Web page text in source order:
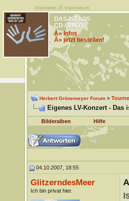
Startseite |Â Impressum
DAS IST LOS
CD / VINYL
Â» Infos
Â» jetzt bestellen!
Herbert Grönemeyer Forum»
Eigenes LV-Konzert -
Bilderalben Hilfe
04.10.2007, 18:55
GlitzerndesMeer
Ich bin privat hier.